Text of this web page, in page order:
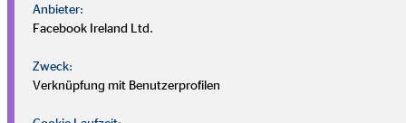
Rentenversicherung
Rente und Altersvorsorge
eine höchst individuelle Frage.
Risikovorsorge
Anbieter:
Facebook Ireland Ltd.
Zweck:
Verknüpfung mit Benutzerprofilen